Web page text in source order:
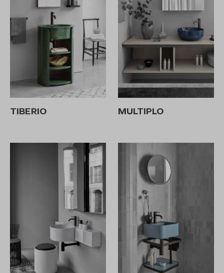
TIBERIO MULTIPLO